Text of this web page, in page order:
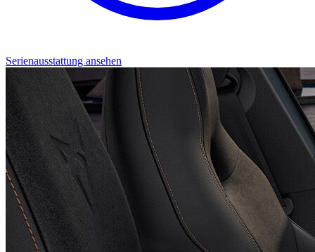
Serienausstattung ansehen